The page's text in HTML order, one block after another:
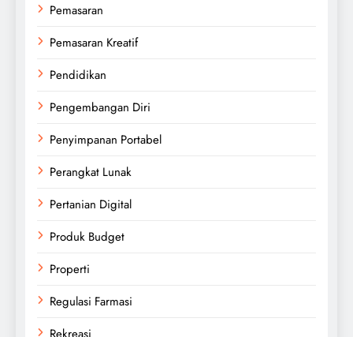
Pemasaran
Pemasaran Kreatif
Pendidikan
Pengembangan Diri
Penyimpanan Portabel
Perangkat Lunak
Pertanian Digital
Produk Budget
Properti
Regulasi Farmasi